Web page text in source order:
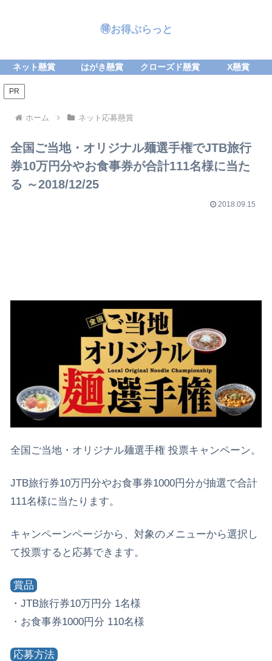
🉐お得ぷらっと
ネット懸賞 はがき懸賞 クローズド懸賞 X懸賞
PR
ホーム ネット応募懸賞
全国ご当地・オリジナル麺選手権でJTB旅行
券10万円分やお食事券が合計111名様に当た
る ～2018/12/25
2018.09.15
全国ご当地・オリジナル麺選手権 投票キャンペーン。
JTB旅行券10万円分やお食事券1000円分が抽選で合計
111名様に当たります。
キャンペーンページから、対象のメニューから選択し
て投票すると応募できます。
賞品
・JTB旅行券10万円分 1名様
・お食事券1000円分 110名様
応募方法